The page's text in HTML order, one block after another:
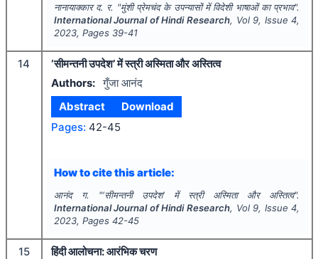
नानायाक्कार द. र. "मुंशी प्रेमचंद के उपन्यासों में विदेशी भाषाओं का प्रभाव".
International Journal of Hindi Research, Vol 9, Issue4,
2023, Pages 39-41
14
‘सीमन्तनी उपदेश’ में स्त्री अस्मिता और अस्तित्व
Authors: गुँजा आनंद
Abstract
Download
Pages: 42-45
How to cite this article:
आनंद ग. "‘सीमन्तनी उपदेश’ में स्त्री अस्मिता और अस्तित्व".
International Journal of Hindi Research, Vol 9, Issue4,
2023, Pages 42-45
15
हिंदी आलोचना: आरंभिक चरण